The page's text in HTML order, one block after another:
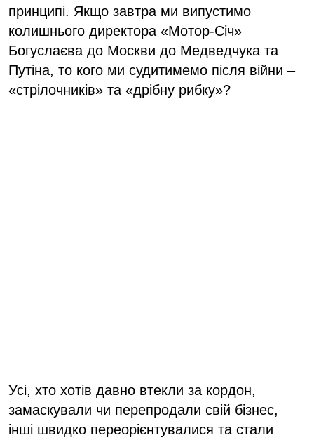
принципі. Якщо завтра ми випустимо
колишнього директора «Мотор-Січ»
Богуслаєва до Москви до Медведчука та
Путіна, то кого ми судитимемо після війни –
«стрілочників» та «дрібну рибку»?
Усі, хто хотів давно втекли за кордон,
замаскували чи перепродали свій бізнес,
інші швидко переорієнтувалися та стали